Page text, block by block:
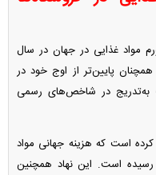
مواد غذایی در جهان در سال
پایین‌تر از اوج خود در
جنگ به‌تدریج در شاخص‌های رسمی
است که هزینه جهانی مواد
رسیده است. این نهاد همچنین